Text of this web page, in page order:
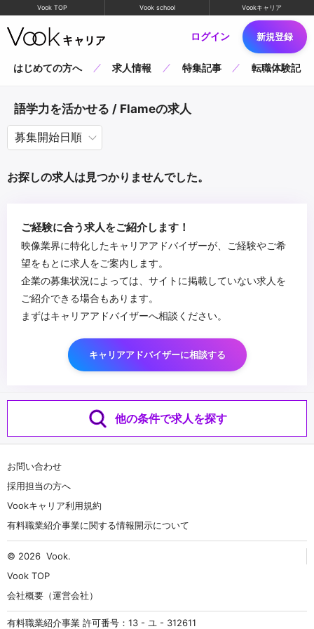
Vook TOP Vook school Vookキャリア
ログイン 新規登録
はじめての方へ 求人情報 特集記事 転職体験記
語学力を活かせる / Flameの求人
お探しの求人は見つかりませんでした。
ご経験に合う求人をご紹介します！
映像業界に特化したキャリアアドバイザーが、ご経験やご希
望をもとに求人をご案内します。
企業の募集状況によっては、サイトに掲載していない求人を
ご紹介できる場合もあります。
まずはキャリアアドバイザーへ相談ください。
キャリアアドバイザーに相談する
他の条件で求人を探す
お問い合わせ
採用担当の方へ
Vookキャリア利用規約
有料職業紹介事業に関する情報開示について
© 2026 Vook.
Vook TOP
会社概要（運営会社）
有料職業紹介事業 許可番号：13 - ユ - 312611